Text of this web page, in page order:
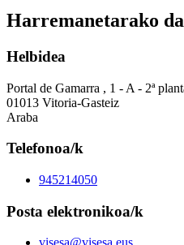
Harremanetarako
Helbidea
Portal de Gamarra , 1 - A - 2ª
01013 Vitoria-Gasteiz
Araba
Telefonoa/k
945214050
Posta elektronikoa/k